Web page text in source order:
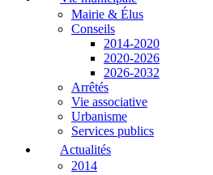
Mairie & Élus
Conseils
2014-2020
2020-2026
2026-2032
Arrêtés
Vie associative
Urbanisme
Services publics
Actualités
2014